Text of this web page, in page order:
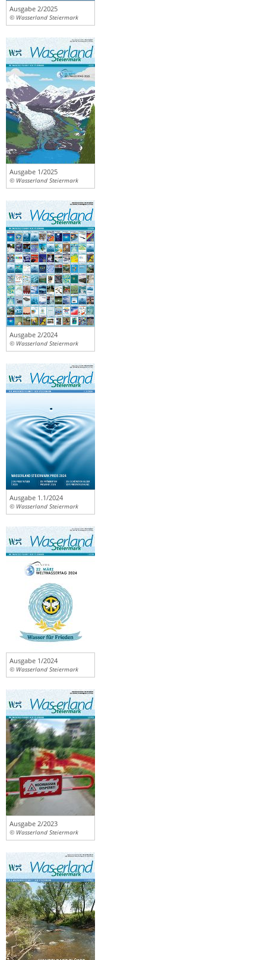
Ausgabe 2/2025
© Wasserland Steiermark
Ausgabe 1/2025
© Wasserland Steiermark
Ausgabe 2/2024
© Wasserland Steiermark
Ausgabe 1.1/2024
© Wasserland Steiermark
Ausgabe 1/2024
© Wasserland Steiermark
Ausgabe 2/2023
© Wasserland Steiermark